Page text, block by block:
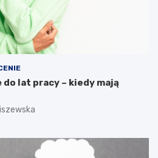
lat pracy – kiedy mają